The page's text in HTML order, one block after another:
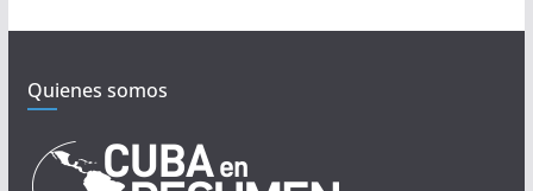
Quienes somos